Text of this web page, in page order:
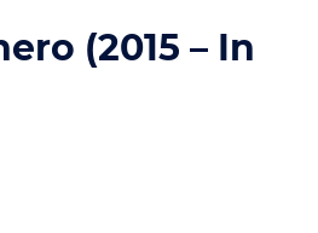
(2015 – In